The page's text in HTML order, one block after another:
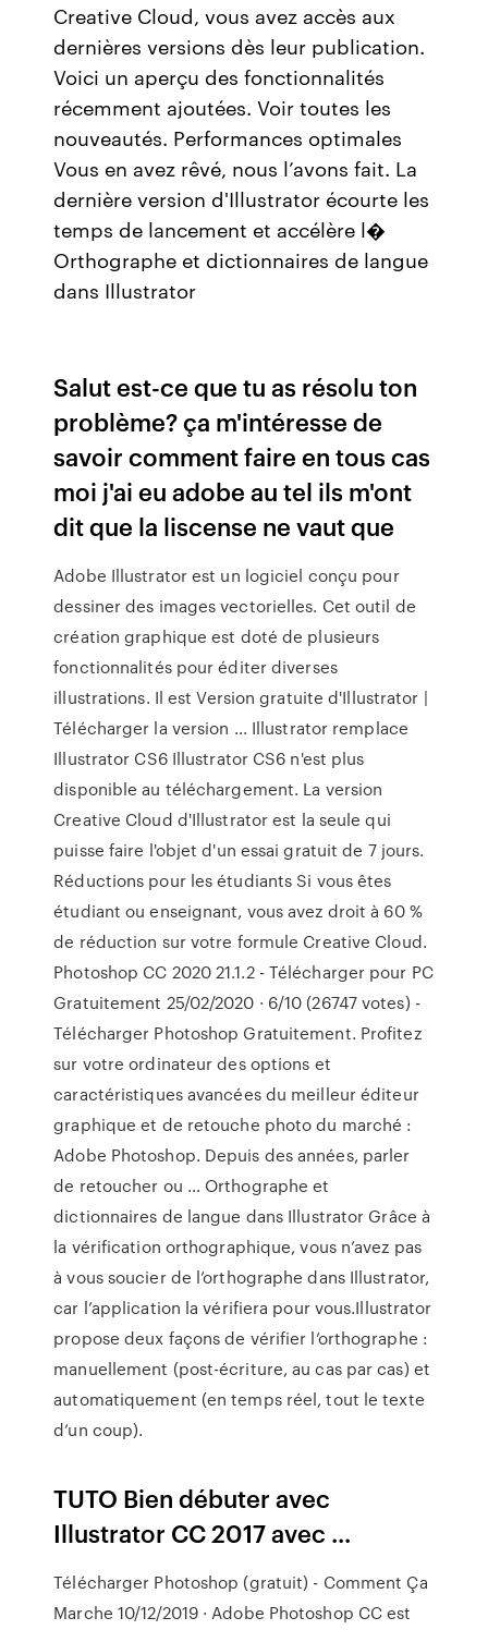
Creative Cloud, vous avez accès aux
dernières versions dès leur publication.
Voici un aperçu des fonctionnalités
récemment ajoutées. Voir toutes les
nouveautés. Performances optimales
Vous en avez rêvé, nous l’avons fait. La
dernière version d'Illustrator écourte les
temps de lancement et accélère l�
Orthographe et dictionnaires de langue
dans Illustrator
Salut est-ce que tu as résolu ton
problème? ça m'intéresse de
savoir comment faire en tous cas
moi j'ai eu adobe au tel ils m'ont
dit que la liscense ne vaut que
Adobe Illustrator est un logiciel conçu pour
dessiner des images vectorielles. Cet outil de
création graphique est doté de plusieurs
fonctionnalités pour éditer diverses
illustrations. Il est Version gratuite d'Illustrator |
Télécharger la version ... Illustrator remplace
Illustrator CS6 Illustrator CS6 n'est plus
disponible au téléchargement. La version
Creative Cloud d'Illustrator est la seule qui
puisse faire l'objet d'un essai gratuit de 7 jours.
Réductions pour les étudiants Si vous êtes
étudiant ou enseignant, vous avez droit à 60 %
de réduction sur votre formule Creative Cloud.
Photoshop CC 2020 21.1.2 - Télécharger pour PC
Gratuitement 25/02/2020 · 6/10 (26747 votes) -
Télécharger Photoshop Gratuitement. Profitez
sur votre ordinateur des options et
caractéristiques avancées du meilleur éditeur
graphique et de retouche photo du marché :
Adobe Photoshop. Depuis des années, parler
de retoucher ou … Orthographe et
dictionnaires de langue dans Illustrator Grâce à
la vérification orthographique, vous n’avez pas
à vous soucier de l’orthographe dans Illustrator,
car l’application la vérifiera pour vous.Illustrator
propose deux façons de vérifier l’orthographe :
manuellement (post-écriture, au cas par cas) et
automatiquement (en temps réel, tout le texte
d’un coup).
TUTO Bien débuter avec
Illustrator CC 2017 avec ...
Télécharger Photoshop (gratuit) - Comment Ça
Marche 10/12/2019 · Adobe Photoshop CC est